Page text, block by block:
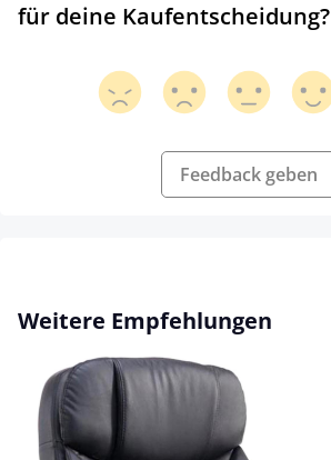
für deine Kaufentscheidung?
Feedback geben
Produktgalerie überspringen
Weitere Empfehlungen